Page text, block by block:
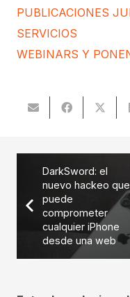
PUBLICACIONES
SERVICIOS
WEBINARS Y
DarkSword: el
nuevo hackeo que
puede
comprometer
cualquier iPhone
desde una web